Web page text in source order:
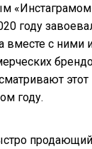
году
вместе с ними
этот
году.
продающий